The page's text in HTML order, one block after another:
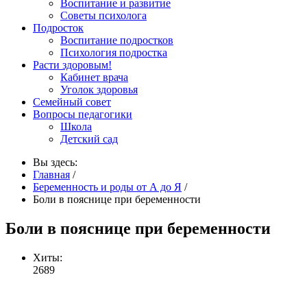
Воспитание и развитие
Советы психолога
Подросток
Воспитание подростков
Психология подростка
Расти здоровым!
Кабинет врача
Уголок здоровья
Семейный совет
Вопросы педагогики
Школа
Детский сад
Вы здесь:
Главная /
Беременность и роды от А до Я /
Боли в пояснице при беременности
Боли в пояснице при беременности
Хиты:
2689